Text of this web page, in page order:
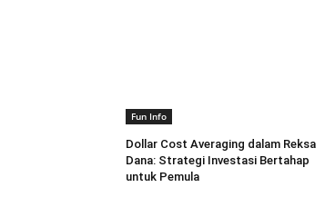
Fun Info
Dollar Cost Averaging dalam Reksa
Dana: Strategi Investasi Bertahap
untuk Pemula